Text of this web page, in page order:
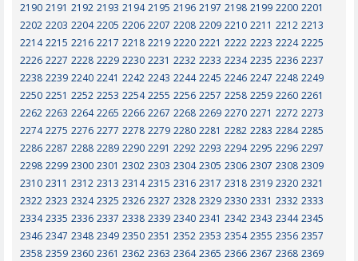
2190 2191 2192 2193 2194 2195 2196 2197 2198 2199 2200 2201
2202 2203 2204 2205 2206 2207 2208 2209 2210 2211 2212 2213
2214 2215 2216 2217 2218 2219 2220 2221 2222 2223 2224 2225
2226 2227 2228 2229 2230 2231 2232 2233 2234 2235 2236 2237
2238 2239 2240 2241 2242 2243 2244 2245 2246 2247 2248 2249
2250 2251 2252 2253 2254 2255 2256 2257 2258 2259 2260 2261
2262 2263 2264 2265 2266 2267 2268 2269 2270 2271 2272 2273
2274 2275 2276 2277 2278 2279 2280 2281 2282 2283 2284 2285
2286 2287 2288 2289 2290 2291 2292 2293 2294 2295 2296 2297
2298 2299 2300 2301 2302 2303 2304 2305 2306 2307 2308 2309
2310 2311 2312 2313 2314 2315 2316 2317 2318 2319 2320 2321
2322 2323 2324 2325 2326 2327 2328 2329 2330 2331 2332 2333
2334 2335 2336 2337 2338 2339 2340 2341 2342 2343 2344 2345
2346 2347 2348 2349 2350 2351 2352 2353 2354 2355 2356 2357
2358 2359 2360 2361 2362 2363 2364 2365 2366 2367 2368 2369